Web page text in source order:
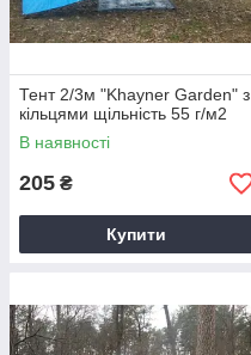
Тент 2/3м "Khayner Garden" з
кільцями щільність 55 г/м2
В наявності
205 ₴
Купити